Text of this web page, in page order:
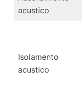
acustico
Isolamento
acustico